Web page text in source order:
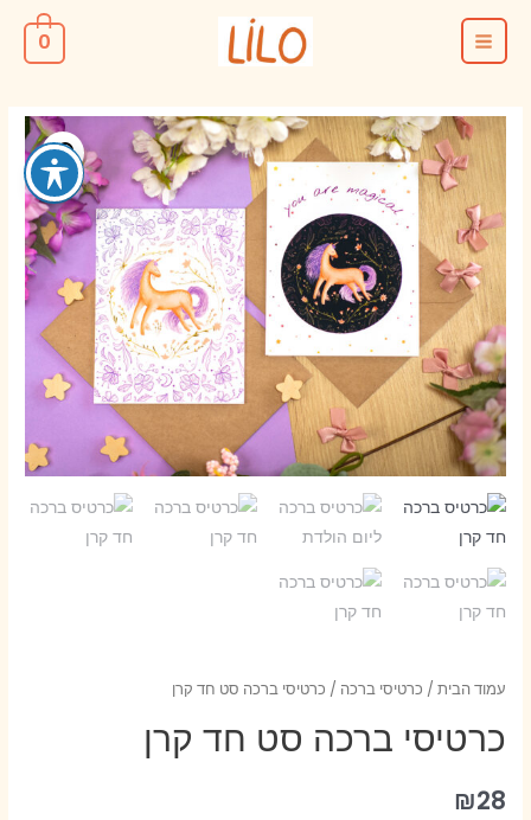
דילוג
MAIN
0
עמוד הבית / כרטיסי ברכה / כרטיסי ברכה סט חד קרן
כרטיסי ברכה סט חד קרן
₪28